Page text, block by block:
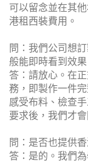
可以留念並在其
港租西裝費用。
問：我們公司想
般能即時看到效果
答：請放心。在
務，即製作一件
感受布料、檢查
要求後，我們才
問：是否也提供
答：是的。我們